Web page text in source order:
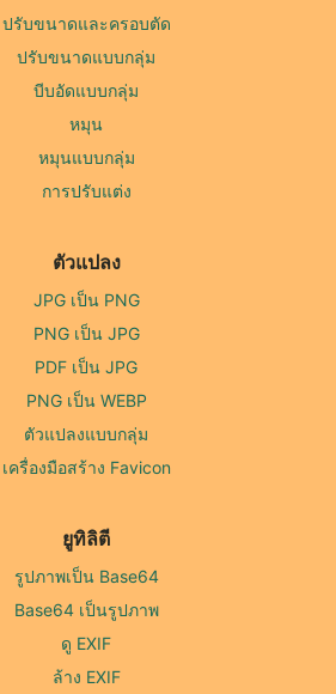
ปรับขนาดและครอบตัด
ปรับขนาดแบบกลุ่ม
บีบอัดแบบกลุ่ม
หมุน
หมุนแบบกลุ่ม
การปรับแต่ง
ตัวแปลง
JPG เป็น PNG
PNG เป็น JPG
PDF เป็น JPG
PNG เป็น WEBP
ตัวแปลงแบบกลุ่ม
เครื่องมือสร้าง Favicon
ยูทิลิตี
รูปภาพเป็น Base64
Base64 เป็นรูปภาพ
ดู EXIF
ล้าง EXIF